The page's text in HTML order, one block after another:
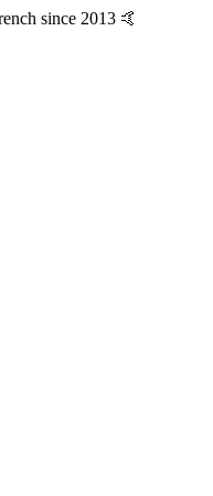
since 2013 🤙